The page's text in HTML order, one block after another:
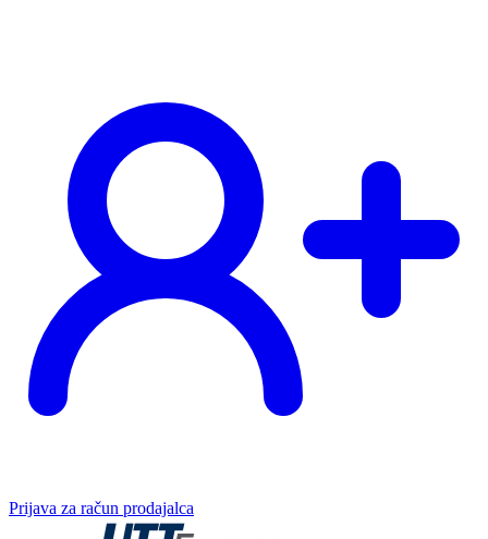
Prijava za račun prodajalca